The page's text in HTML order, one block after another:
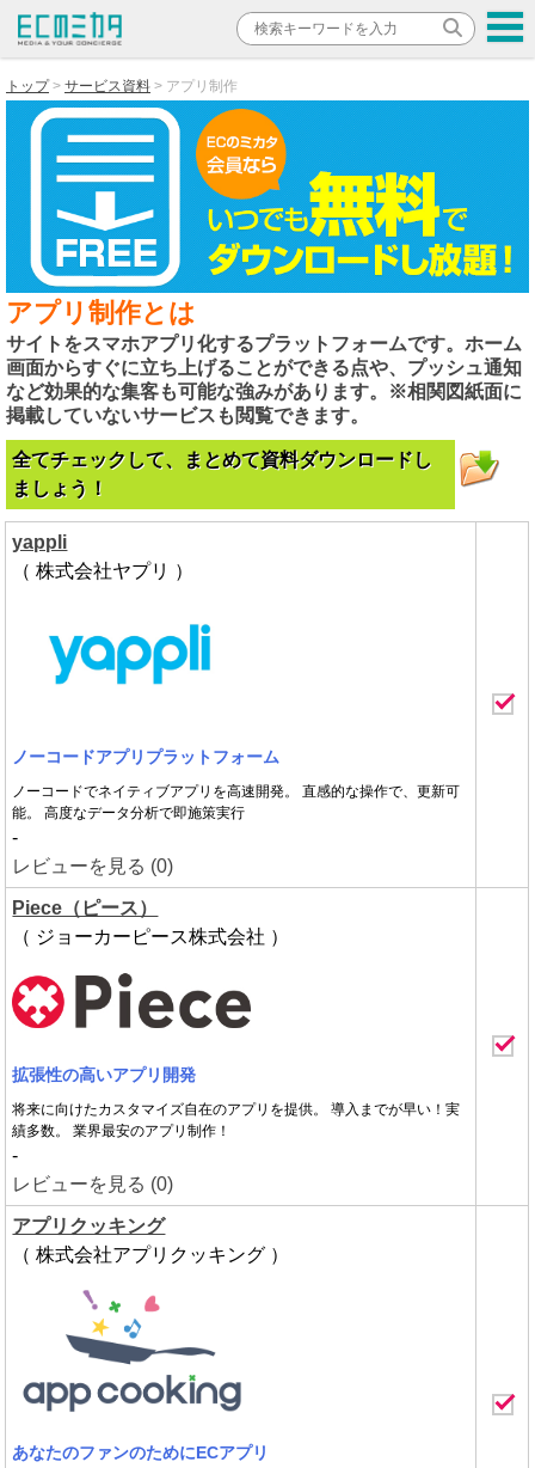
トップ サービス資料 アプリ制作
アプリ制作とは
サイトをスマホアプリ化するプラットフォームです。ホーム
画面からすぐに立ち上げることができる点や、プッシュ通知
など効果的な集客も可能な強みがあります。※相関図紙面に
掲載していないサービスも閲覧できます。
全てチェックして、まとめて資料ダウンロードし
ましょう！
yappli
（ 株式会社ヤプリ ）
ノーコードアプリプラットフォーム
ノーコードでネイティブアプリを高速開発。 直感的な操作で、更新可
能。 高度なデータ分析で即施策実行
-
レビューを見る (0)
Piece（ピース）
（ ジョーカーピース株式会社 ）
拡張性の高いアプリ開発
将来に向けたカスタマイズ自在のアプリを提供。 導入までが早い！実
績多数。 業界最安のアプリ制作！
-
レビューを見る (0)
アプリクッキング
（ 株式会社アプリクッキング ）
あなたのファンのためにECアプリ